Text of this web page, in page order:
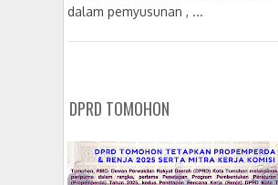
dalam pemyusunan , ...
DPRD TOMOHON